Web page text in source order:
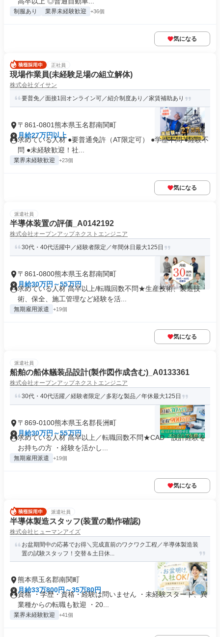
制服あり 業界未経験歓迎 +36個
気になる
正社員
現場作業員(未経験足場の組立解体)
株式会社ダイサン
要普免／面接1回オンライン可／紹介制度あり／家賃補助あり
〒861-0801熊本県玉名郡南関町
月給27万円以上
求めている人材 ●要普通免許（AT限定可） ●学歴不問 ●経験不
問 ●未経験歓迎！社...
業界未経験歓迎 +23個
気になる
派遣社員
半導体装置の評価_A0142192
株式会社オープンアップネクストエンジニア
30代・40代活躍中／経験者限定／年間休日最大125日
〒861-0800熊本県玉名郡南関町
月給30万円～55万円
求めている人材 高卒以上/転職回数不問★生産技術、製造技
術、保全、施工管理など経験を活...
無期雇用派遣 +19個
気になる
派遣社員
船舶の船体艤装品設計(製作図作成含む)_A0133361
株式会社オープンアップネクストエンジニア
30代・40代活躍／経験者限定／多彩な製品／年休最大125日
〒869-0100熊本県玉名郡長洲町
月給30万円～55万円
求めている人材 高卒以上／転職回数不問★CAD・設計経験を
お持ちの方 ・経験を活かし...
無期雇用派遣 +19個
気になる
派遣社員
半導体製造スタッフ(装置の動作確認)
株式会社ヒューマンアイズ
お盆期間中の応募でお得＼完成直前のワクワク工程／半導体製造装
置の試験スタッフ！交替＆土日休...
熊本県玉名郡南関町
月給33万800円～35万80円
資格 ・学歴・資格・経験は問いません ・未経験スタート、異
業種からの転職も歓迎 ・20...
業界未経験歓迎 +41個